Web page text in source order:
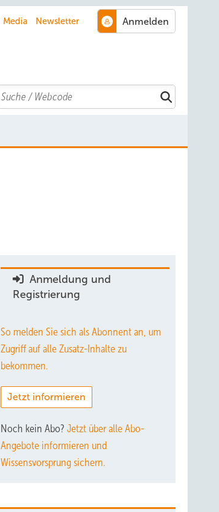
Media Newsletter
Search
Anmeldung und
Registrierung
So melden Sie sich als Abonnent an, um
Zugriff auf alle Zusatz-Inhalte zu
bekommen.
Jetzt informieren
Noch kein Abo? Jetzt über alle Abo-
Angebote informieren und
Wissensvorsprung sichern.